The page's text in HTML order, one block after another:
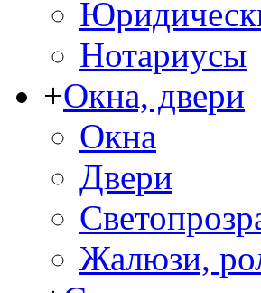
Нотариусы
+Окна, двери
Окна
Двери
Жалюзи,